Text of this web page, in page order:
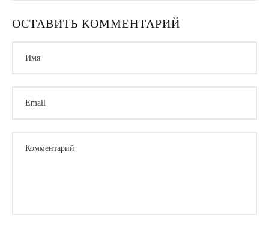
ОСТАВИТЬ КОММЕНТАРИЙ
Имя
Email
Комментарий